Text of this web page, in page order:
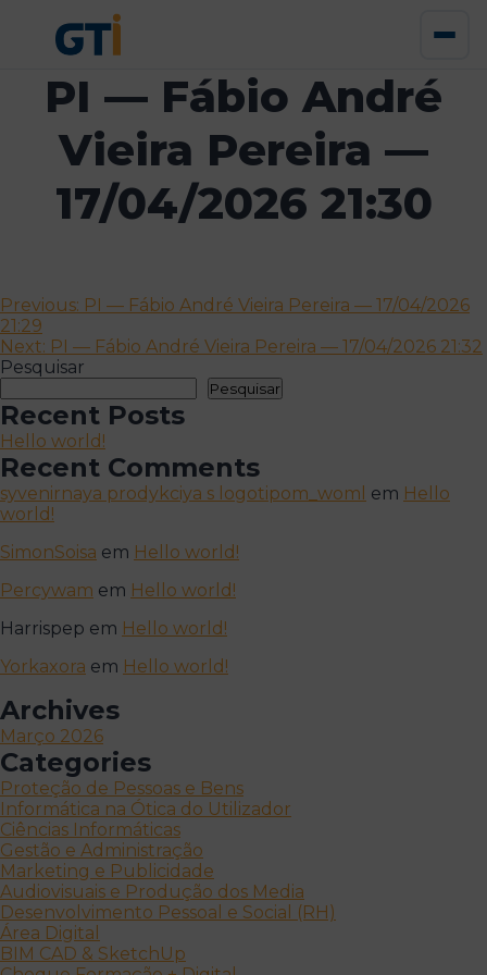
PI — Fábio André
Vieira Pereira —
17/04/2026 21:30
Navegação
de
artigos
Previous: PI — Fábio André Vieira Pereira — 17/04/2026
21:29
Next: PI — Fábio André Vieira Pereira — 17/04/2026 21:32
Pesquisar
Pesquisar
Recent Posts
Hello world!
Recent Comments
syvenirnaya prodykciya s logotipom_woml em Hello
world!
SimonSoisa em Hello world!
Percywam em Hello world!
Harrispep em Hello world!
Yorkaxora em Hello world!
Archives
Março 2026
Categories
Proteção de Pessoas e Bens
Informática na Ótica do Utilizador
Ciências Informáticas
Gestão e Administração
Marketing e Publicidade
Audiovisuais e Produção dos Media
Desenvolvimento Pessoal e Social (RH)
Área Digital
BIM CAD & SketchUp